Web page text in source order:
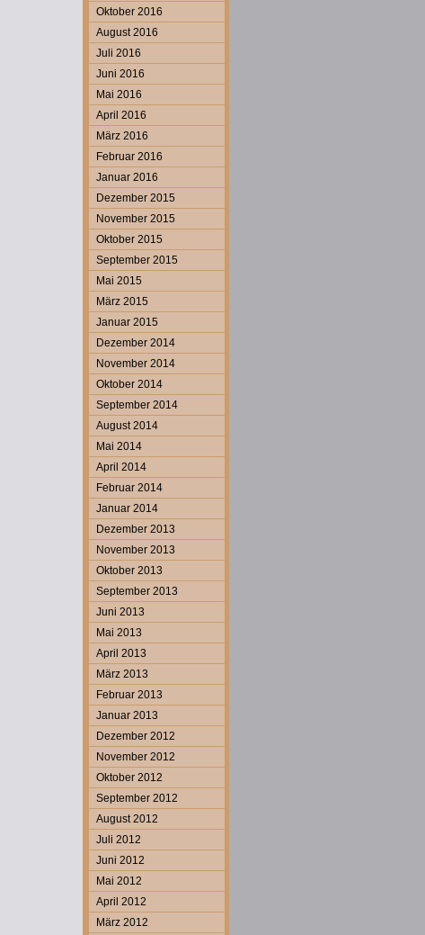
Oktober 2016
August 2016
Juli 2016
Juni 2016
Mai 2016
April 2016
März 2016
Februar 2016
Januar 2016
Dezember 2015
November 2015
Oktober 2015
September 2015
Mai 2015
März 2015
Januar 2015
Dezember 2014
November 2014
Oktober 2014
September 2014
August 2014
Mai 2014
April 2014
Februar 2014
Januar 2014
Dezember 2013
November 2013
Oktober 2013
September 2013
Juni 2013
Mai 2013
April 2013
März 2013
Februar 2013
Januar 2013
Dezember 2012
November 2012
Oktober 2012
September 2012
August 2012
Juli 2012
Juni 2012
Mai 2012
April 2012
März 2012